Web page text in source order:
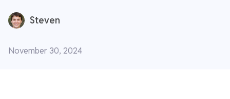
Steven
November 30, 2024